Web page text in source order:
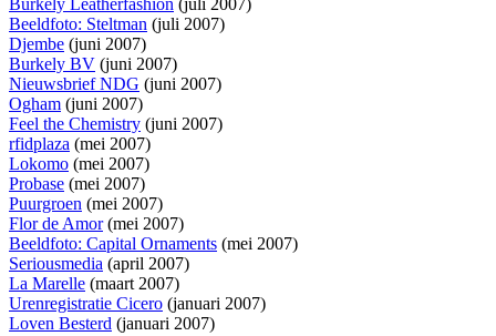
Burkely Leatherfashion (juli 2007)
Beeldfoto: Steltman (juli 2007)
Djembe (juni 2007)
Burkely BV (juni 2007)
Nieuwsbrief NDG (juni 2007)
Ogham (juni 2007)
Feel the Chemistry (juni 2007)
rfidplaza (mei 2007)
Lokomo (mei 2007)
Probase (mei 2007)
Puurgroen (mei 2007)
Flor de Amor(mei 2007)
Beeldfoto: Capital Ornaments (mei 2007)
Seriousmedia (april 2007)
La Marelle (maart 2007)
Urenregistratie Cicero (januari 2007)
Loven Besterd (januari 2007)